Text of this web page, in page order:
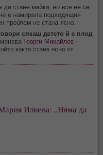
да стане майка, но все не се
е намирала подходящия
проблем не стана ясно.
сякаш детето й е плод
Георги Михайлов -
както стана ясно от
Илиева: „Няма да